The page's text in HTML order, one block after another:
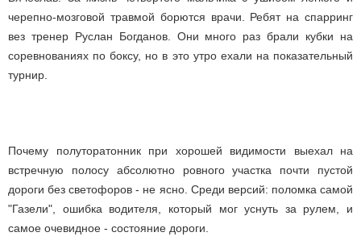
черепно-мозговой травмой борются врачи. Ребят на спарринг
вез тренер Руслан Богданов. Они много раз брали кубки на
соревнованиях по боксу, но в это утро ехали на показательный
турнир.
Почему полуторатонник при хорошей видимости выехал на
встречную полосу абсолютно ровного участка почти пустой
дороги без светофоров - не ясно. Среди версий: поломка самой
"Газели", ошибка водителя, который мог уснуть за рулем, и
самое очевидное - состояние дороги.